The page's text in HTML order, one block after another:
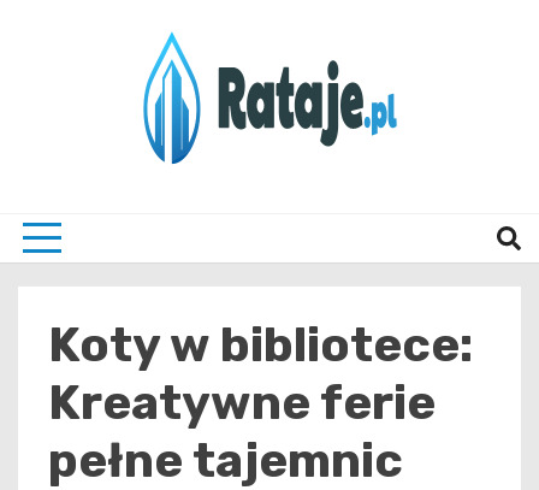
Koty w bibliotece:
Kreatywne ferie
pełne tajemnic